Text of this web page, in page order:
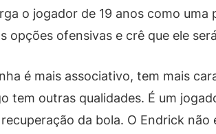
o jogador de 19 anos como uma
opções ofensivas e crê que ele
é mais associativo, tem mais
tem outras qualidades. É um
da bola. O Endrick não